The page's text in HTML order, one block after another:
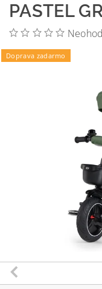
PASTEL
Doprava zadarmo